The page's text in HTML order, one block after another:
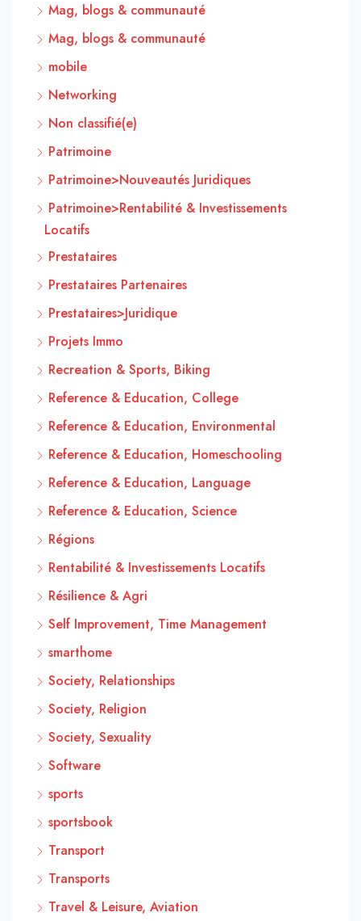
Mag, blogs & communauté
Mag, blogs & communauté
mobile
Networking
Non classifié(e)
Patrimoine
Patrimoine>Nouveautés Juridiques
Patrimoine>Rentabilité & Investissements
Locatifs
Prestataires
Prestataires Partenaires
Prestataires>Juridique
Projets Immo
Recreation & Sports, Biking
Reference & Education, College
Reference & Education, Environmental
Reference & Education, Homeschooling
Reference & Education, Language
Reference & Education, Science
Régions
Rentabilité & Investissements Locatifs
Résilience & Agri
Self Improvement, Time Management
smarthome
Society, Relationships
Society, Religion
Society, Sexuality
Software
sports
sportsbook
Transport
Transports
Travel & Leisure, Aviation